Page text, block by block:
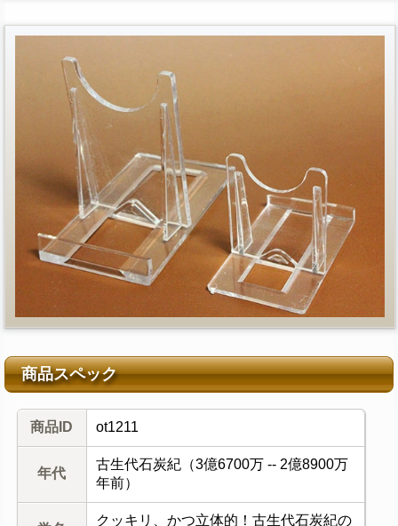
商品スペック
商品ID ot1211
年代
古生代石炭紀（3億6700万 -- 2億8900万
年前）
クッキリ、かつ立体的！古生代石炭紀の